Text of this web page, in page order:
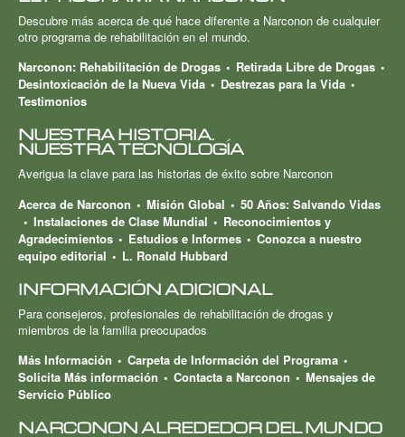
Descubre más acerca de qué hace diferente a Narconon de cualquier
otro programa de rehabilitación en el mundo.
Narconon: Rehabilitación de Drogas
Retirada Libre de Drogas
Desintoxicación de la Nueva Vida
Destrezas para la Vida
Testimonios
NUESTRA HISTORIA.
NUESTRA TECNOLOGÍA
Averigua la clave para las historias de éxito sobre Narconon
Acerca de Narconon
Misión Global
50 Años: Salvando Vidas
Instalaciones de Clase Mundial
Reconocimientos y
Agradecimientos
Estudios e Informes
Conozca a nuestro
equipo editorial
L. Ronald Hubbard
INFORMACIÓN ADICIONAL
Para consejeros, profesionales de rehabilitación de drogas y
miembros de la familia preocupados
Más Información
Carpeta de Información del Programa
Solicita Más información
Contacta a Narconon
Mensajes de
Servicio Público
NARCONON ALREDEDOR DEL MUNDO